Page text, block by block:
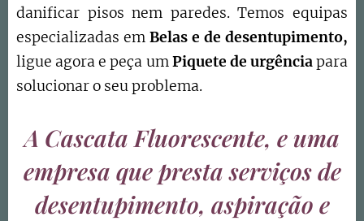
danificar pisos nem paredes. Temos equipas
especializadas em Belas e de desentupimento,
ligue agora e peça umPiquete de urgênciapara
solucionar o seu problema.
A Cascata Fluorescente, e uma
empresa que presta serviços de
desentupimento, aspiração e